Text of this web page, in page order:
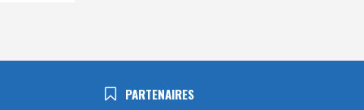
PARTENAIRES